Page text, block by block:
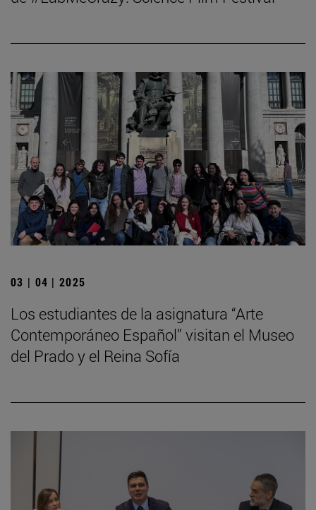
03 | 04 | 2025
Los estudiantes de la asignatura “Arte
Contemporáneo Español” visitan el Museo
del Prado y el Reina Sofía